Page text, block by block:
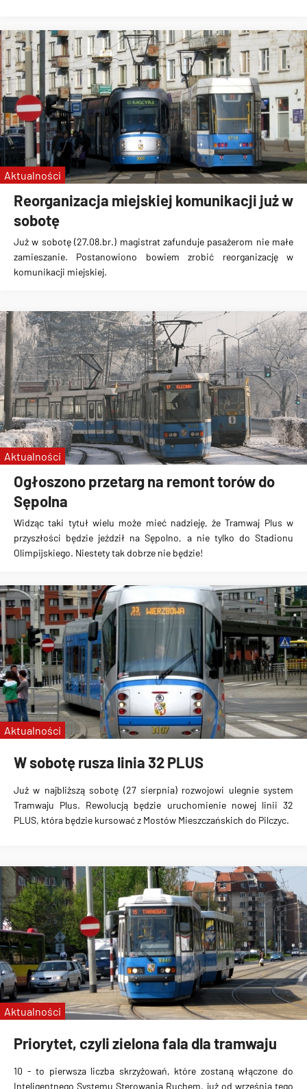
Reorganizacja miejskiej komunikacji już w
sobotę
Już w sobotę (27.08.br.) magistrat zafunduje pasażerom nie małe
zamieszanie. Postanowiono bowiem zrobić reorganizację w
komunikacji miejskiej.
Aktualności
Ogłoszono przetarg na remont torów do
Sępolna
Widząc taki tytuł wielu może mieć nadzieję, żeTramwaj Plus w
przyszłości będzie jeździł na Sępolno, a nie tylko do Stadionu
Olimpijskiego. Niestetytak dobrze nie będzie!
Aktualności
W sobotę rusza linia 32 PLUS
Już w najbliższą sobotę (27 sierpnia) rozwojowi ulegnie system
Tramwaju Plus. Rewolucją będzie uruchomienie nowej linii 32
PLUS, która będzie kursować z Mostów Mieszczańskich do Pilczyc.
Aktualności
Priorytet, czyli zielona fala dla tramwaju
10 -to pierwsza liczba skrzyżowań, które zostaną włączone do
Inteligentnego Systemu Sterowania Ruchem, już od września tego
Aktualności